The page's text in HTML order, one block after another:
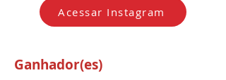
Acessar Instagram
Ganhador(es)